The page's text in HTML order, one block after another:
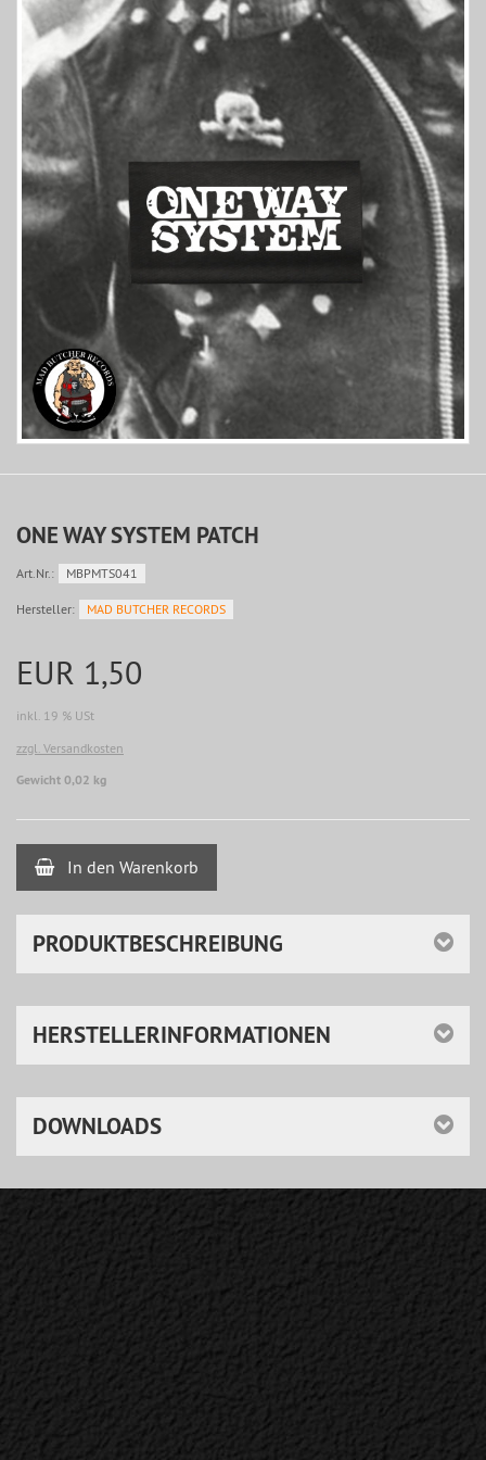
ONE WAY SYSTEM PATCH
Art.Nr.: MBPMTS041
Hersteller: MAD BUTCHER RECORDS
EUR 1,50
inkl. 19 % USt
zzgl. Versandkosten
Gewicht 0,02 kg
In den Warenkorb
PRODUKTBESCHREIBUNG
HERSTELLERINFORMATIONEN
DOWNLOADS